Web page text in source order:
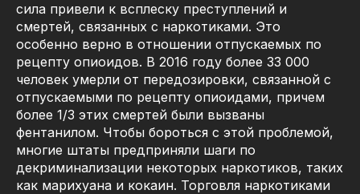
сила привели к всплеску преступлений и
смертей, связанных с наркотиками. Это
особенно верно в отношении отпускаемых по
рецепту опиоидов. В 2016 году более 33 000
человек умерли от передозировки, связанной с
отпускаемыми по рецепту опиоидами, причем
более 1/3 этих смертей были вызваны
фентанилом. Чтобы бороться с этой проблемой,
многие штаты предприняли шаги по
декриминализации некоторых наркотиков, таких
как марихуана и кокаин. Торговля наркотиками